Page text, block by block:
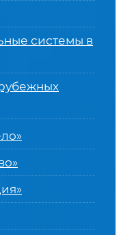
системы в